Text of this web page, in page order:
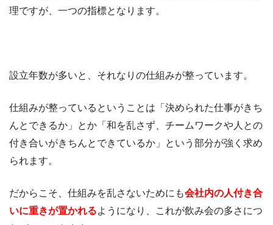
理ですが、一つの指標となります。
設立年数が多いと、それなりの仕組みが整っています。
仕組みが整っているということは「決められた仕事がきち
んとできるか」とか「和を乱さず、チームワークや人との
付き合いがきちんとできているか」という部分が強く求め
られます。
だからこそ、仕組みを乱さないためにも会社内の人付き合
いに重きが置かれるようになり、これが飲み会の多さにつ